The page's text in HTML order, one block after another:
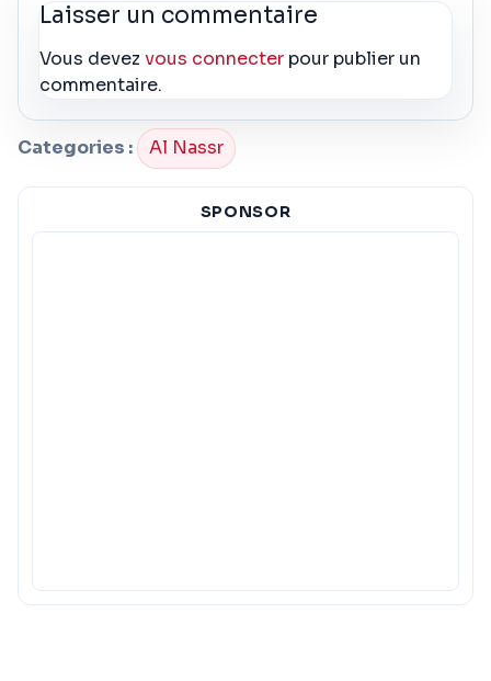
Laisser un commentaire
Vous devezvous connecter pour publier un
commentaire.
Categories : Al Nassr
SPONSOR